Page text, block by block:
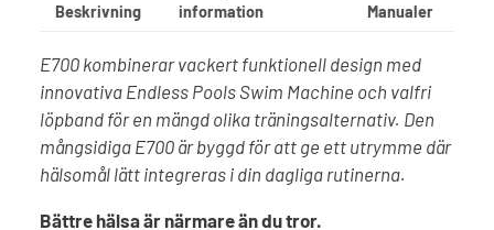
Beskrivning
information
Manualer
E700 kombinerar vackert funktionell design med
innovativa Endless Pools Swim Machine och valfri
löpband för en mängd olika träningsalternativ. Den
mångsidiga E700 är byggd för att ge ett utrymme där
hälsomål lätt integreras i din dagliga rutinerna.
Bättre hälsa är närmare än du tror.